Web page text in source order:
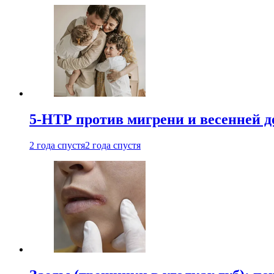
5-НТР против мигрени и весенней
2 года спустя2 года спустя